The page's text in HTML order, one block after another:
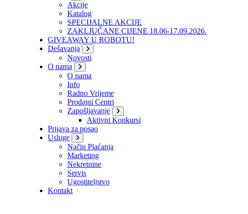
Akcije
Katalog
SPECIJALNE AKCIJE
ZAKLJUČANE CIJENE 18.06-17.09.2026.
GIVEAWAY U ROBOTU!
Dešavanja
Novosti
O nama
O nama
Info
Radno Vrijeme
Prodajni Centri
Zapošljavanje
Aktivni Konkursi
Prijava za posao
Usluge
Način Plaćanja
Marketing
Nekretnine
Servis
Ugostiteljstvo
Kontakt